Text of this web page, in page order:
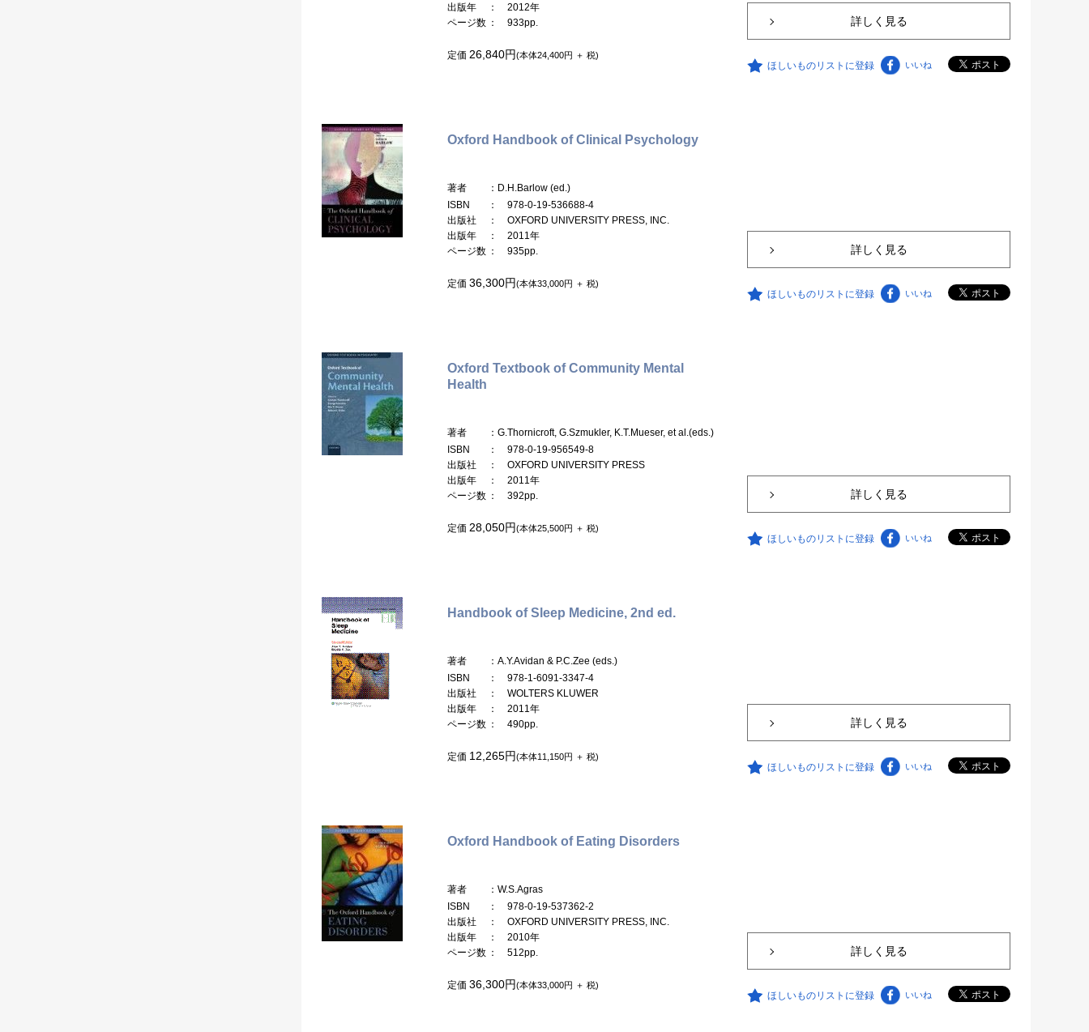
出版年
： 2012年
ページ数 ： 933pp.
定価 26,840円(本体24,400円 ＋ 税)
詳しく見る
ほしいものリストに登録 いいね
Oxford Handbook of Clinical Psychology
著者
：D.H.Barlow (ed.)
ISBN
： 978-0-19-536688-4
出版社
： OXFORD UNIVERSITY PRESS, INC.
出版年
： 2011年
ページ数 ： 935pp.
定価 36,300円(本体33,000円 ＋ 税)
詳しく見る
ほしいものリストに登録 いいね
Oxford Textbook of Community Mental
Health
著者
：G.Thornicroft, G.Szmukler, K.T.Mueser, et al.(eds.)
ISBN
： 978-0-19-956549-8
出版社
： OXFORD UNIVERSITY PRESS
出版年
： 2011年
ページ数 ： 392pp.
定価 28,050円(本体25,500円 ＋ 税)
詳しく見る
ほしいものリストに登録 いいね
Handbook of Sleep Medicine, 2nd ed.
著者
：A.Y.Avidan & P.C.Zee (eds.)
ISBN
： 978-1-6091-3347-4
出版社
： WOLTERS KLUWER
出版年
： 2011年
ページ数 ： 490pp.
定価 12,265円(本体11,150円 ＋ 税)
詳しく見る
ほしいものリストに登録 いいね
Oxford Handbook of Eating Disorders
著者
：W.S.Agras
ISBN
： 978-0-19-537362-2
出版社
： OXFORD UNIVERSITY PRESS, INC.
出版年
： 2010年
ページ数 ： 512pp.
定価 36,300円(本体33,000円 ＋ 税)
詳しく見る
ほしいものリストに登録 いいね